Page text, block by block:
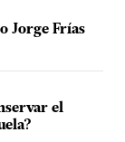
Jorge Frías
el